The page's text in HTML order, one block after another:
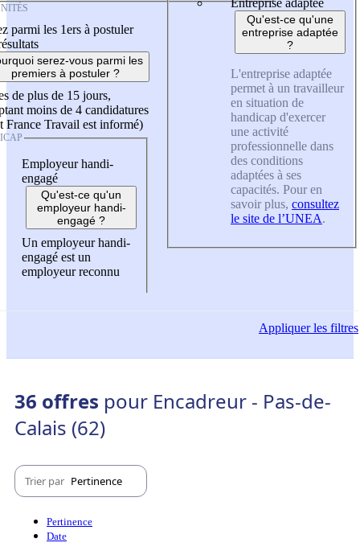
parmi les 1ers à postuler
serez-vous parmi les
premiers à postuler ?
de plus de 15 jours,
moins de 4 candidatures
France Travail est informé)
Employeur handi-
engagé
Qu'est-ce qu'un
employeur handi-
engagé ?
Un employeur handi-
engagé est un
employeur reconnu
Entreprise adaptée
Qu'est-ce qu'une
entreprise adaptée
?
L'entreprise adaptée
permet à un travailleur
en situation de
handicap d'exercer
une activité
professionnelle dans
des conditions
adaptées à ses
capacités. Pour en
savoir plus, consultez
le site de l’UNEA.
Appliquerles filtres
36 offres pour Encadreur - Pas-de-
Calais (62)
Trier par Pertinence
Pertinence
Date